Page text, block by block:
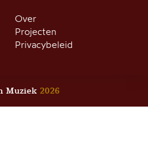
Over
Projecten
Privacybeleid
Muziek 2026